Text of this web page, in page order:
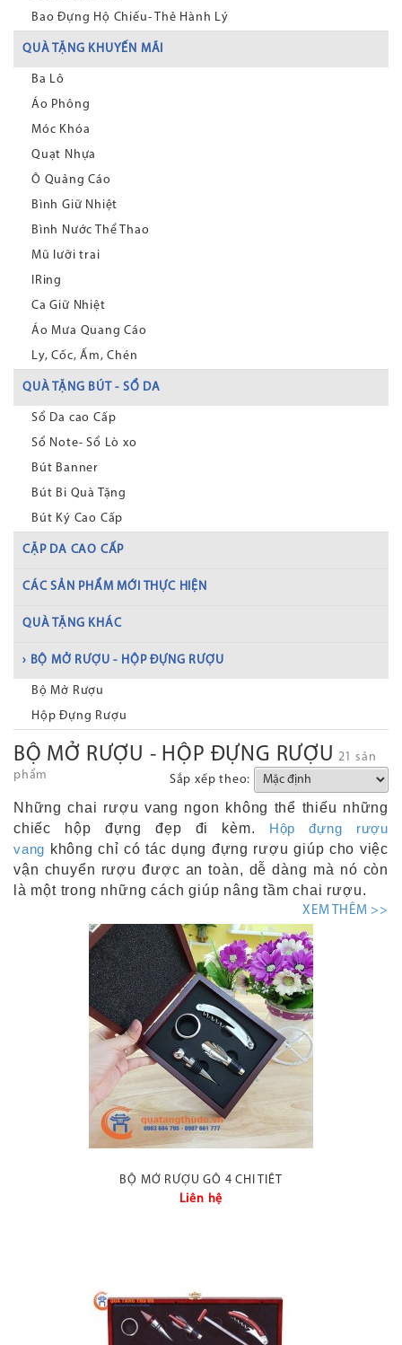
Bao Đựng Hộ Chiếu- Thẻ Hành Lý
QUÀ TẶNG KHUYẾN MÃI
Ba Lô
Áo Phông
Móc Khóa
Quạt Nhựa
Ô Quảng Cáo
Bình Giữ Nhiệt
Bình Nước Thể Thao
Mũ lưỡi trai
IRing
Ca Giữ Nhiệt
Áo Mưa Quang Cáo
Ly, Cốc, Ấm, Chén
QUÀ TẶNG BÚT - SỔ DA
Sổ Da cao Cấp
Sổ Note- Sổ Lò xo
Bút Banner
Bút Bi Quà Tặng
Bút Ký Cao Cấp
CẶP DA CAO CẤP
CÁC SẢN PHẨM MỚI THỰC HIỆN
QUÀ TẶNG KHÁC
› BỘ MỞ RƯỢU - HỘP ĐỰNG RƯỢU
Bộ Mở Rượu
Hộp Đựng Rượu
BỘ MỞ RƯỢU - HỘP ĐỰNG RƯỢU 21 sản
phẩm
Sắp xếp theo:
Những chai rượu vang ngon không thể thiếu những
chiếc hộp đựng đẹp đi kèm. Hộp đựng rượu
vang không chỉ có tác dụng đựng rượu giúp cho việc
vận chuyển rượu được an toàn, dễ dàng mà nó còn
là một trong những cách giúp nâng tầm chai rượu.
nên biếu kèm chai rượu với hộp đầy tinh tế.
XEM THÊM >>
BỘ MỞ RƯỢU GỖ 4 CHI TIẾT
Liên hệ